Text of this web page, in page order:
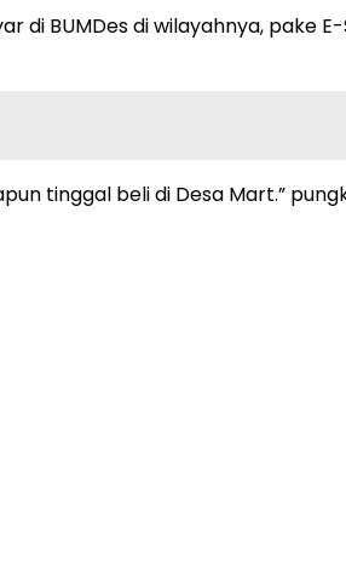
di BUMDes di wilayahnya, pake
tinggal beli di Desa Mart.”